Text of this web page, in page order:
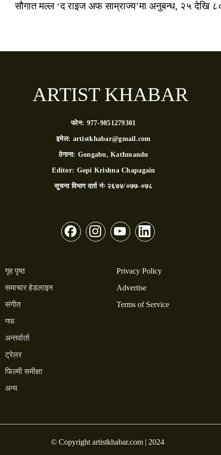
सौगात मल्ल ‘द राइज अफ साम्राज्य’मा अनुबन्ध, २५ देखि
ARTIST KHABAR
फोन: 977-9851279301
इमेल: artistkhabar@gmail.com
ठेगाना: Gongabu, Kathmandu
Editor: Gopi Krishna Chapagain
सूचना विभाग दर्ता नंः २६७४/०७७-०७८
गृह पृष्ठ
समाचार हेडलाइन
संगीत
गफ
अन्तर्वार्ता
ट्रेलर
फिल्मी समीक्षा
अन्य
Privacy Policy
Advertise
Terms of Service
© Copyright artistkhabar.com | 2024